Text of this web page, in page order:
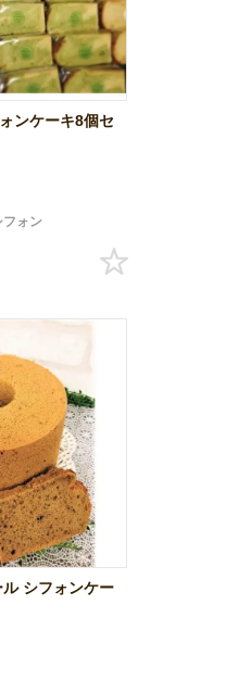
ンケーキ8個セ
ォン
シフォンケー